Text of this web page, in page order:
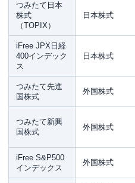
つみたて日本
株式
（TOPIX）
日本株式
iFree JPX日経
400インデック
ス
日本株式
つみたて先進
国株式
外国株式
つみたて新興
国株式
外国株式
iFree S&P500
インデックス
外国株式